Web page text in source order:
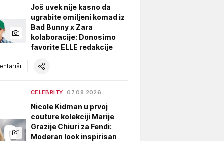
Još uvek nije kasno da
ugrabite omiljeni komad iz
Bad Bunny x Zara
kolaboracije: Donosimo
favorite ELLE redakcije
CELEBRITY 07.08.2026.
Nicole Kidman u prvoj
couture kolekciji Marije
Grazije Chiuri za Fendi:
Moderan look inspirisan